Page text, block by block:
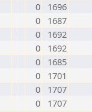
0
1696
0
1687
0
1692
0
1692
0
1685
0
1701
0
1707
0 1707